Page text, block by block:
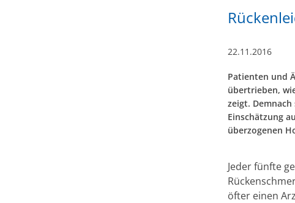
22.11.2016
Patienten und
übertrieben,
zeigt.
Einschätzung
überzogenen
Jeder fünfte
öfter einen